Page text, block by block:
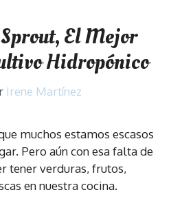
El Mejor
Hidropónico
Irene Martínez
muchos estamos escasos
Pero aún con esa falta de
tener verduras, frutos,
en nuestra cocina.